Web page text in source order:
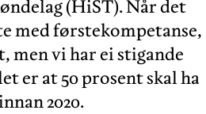
(HiST). Når det
med førstekompetanse,
men vi har ei stigande
er at 50 prosent skal ha
2020.